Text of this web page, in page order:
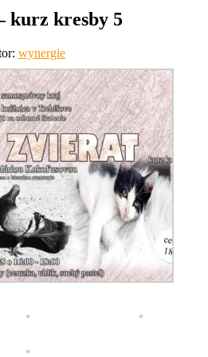
kurz kresby 5
wynergie